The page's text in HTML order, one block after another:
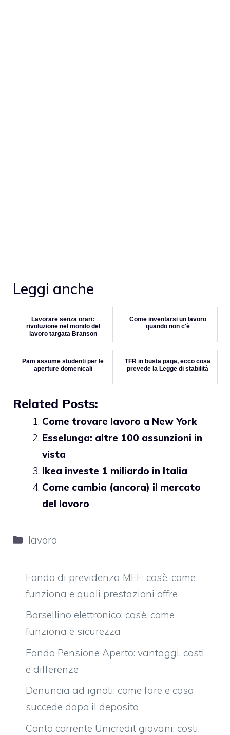
Leggi anche
Lavorare senza orari:
rivoluzione nel mondo del
lavoro targata Branson
Come inventarsi un lavoro
quando non c'è
Pam assume studenti per le
aperture domenicali
TFR in busta paga, ecco cosa
prevede la Legge di stabilità
Related Posts:
Come trovare lavoro a New York
Esselunga: altre 100 assunzioni in
vista
Ikea investe 1 miliardo in Italia
Come cambia (ancora) il mercato
del lavoro
Categorie
lavoro
Fondo di previdenza MEF: cos’è, come
funziona e quali prestazioni offre
Borsellino elettronico: cos’è, come
funziona e sicurezza
Fondo Pensione Aperto: vantaggi, costi
e differenze
Denuncia ad ignoti: come fare e cosa
succede dopo il deposito
Conto corrente Unicredit giovani: costi,